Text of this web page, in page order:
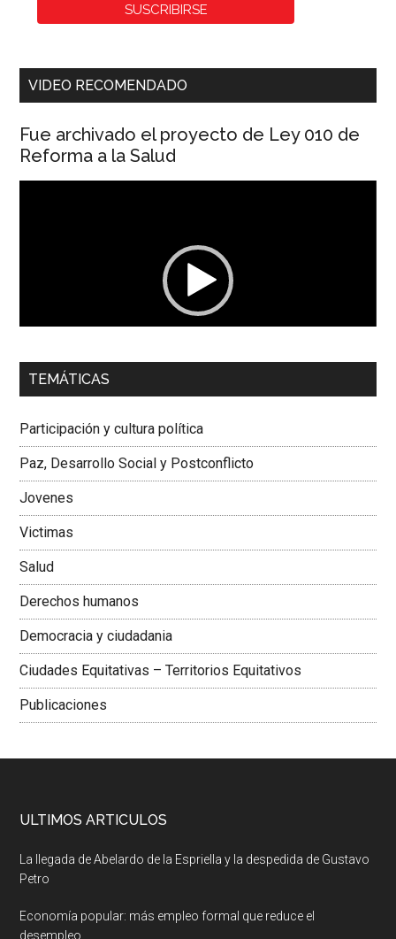
VIDEO RECOMENDADO
Fue archivado el proyecto de Ley 010 de
Reforma a la Salud
00:00 01:04
Dra. Carolina Corcho Mejía,Presidenta Corporación
Colombiana
TEMÁTICAS
Participación y cultura política
Paz, Desarrollo Social y Postconflicto
Jovenes
Victimas
Salud
Derechos humanos
Democracia y ciudadania
Ciudades Equitativas – Territorios Equitativos
Publicaciones
ULTIMOS ARTICULOS
La llegada de Abelardo de la Espriella y la despedida de Gustavo
Petro
Economía popular: más empleo formal que reduce el
desempleo